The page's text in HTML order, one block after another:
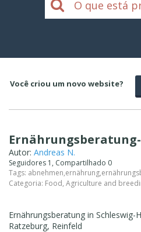
Você criou um novo website?
Autor: Andreas N.
Seguidores 1, Compartilhado 0
Tags: abnehmen,ernährung,
Categoria: Food, Agriculture and
Ernährungsberatung in Schleswig-
Ratzeburg, Reinfeld